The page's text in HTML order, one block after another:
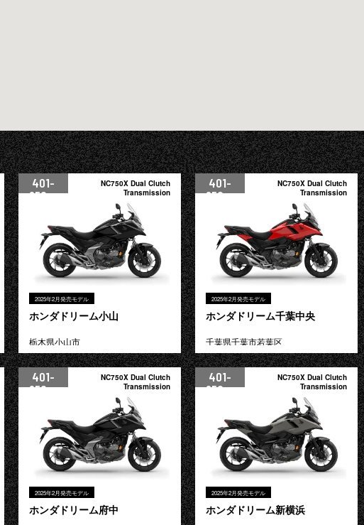
401-
950cc
NC750X Dual Clutch
Transmission
2025年2月発売モデル
ホンダドリーム小山
栃木県小山市
401-
950cc
NC750X Dual Clutch
Transmission
2025年2月発売モデル
ホンダドリーム千葉中央
千葉県千葉市若葉区
401-
950cc
NC750X Dual Clutch
Transmission
2025年2月発売モデル
ホンダドリーム府中
401-
950cc
NC750X Dual Clutch
Transmission
2025年2月発売モデル
ホンダドリーム新横浜